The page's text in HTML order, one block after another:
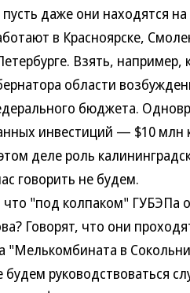
даже они находятся
в Красноярске,
Взять,
области
бюджета.
инвестиций — $10 млн
деле роль
не будем.
"под колпаком" ГУБЭПа
Говорят, что они
"Мелькомбината в
руководствоваться